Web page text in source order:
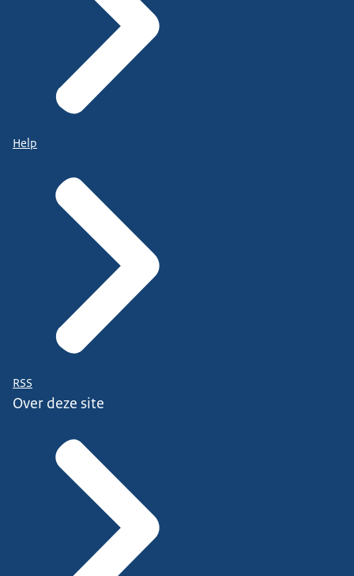
Help
RSS
Over deze site